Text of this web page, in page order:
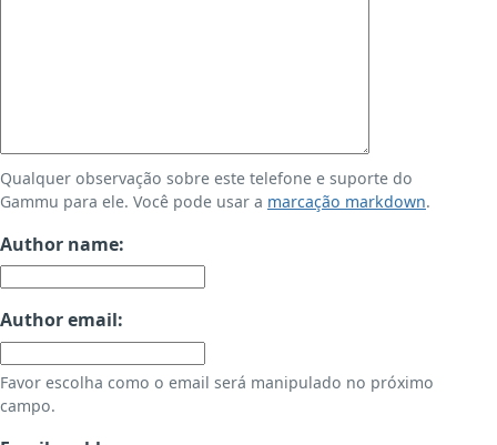
Qualquer observação sobre este telefone e suporte do
Gammu para ele. Você pode usar a marcação markdown.
Author name:
Author email:
Favor escolha como o email será manipulado no próximo
campo.